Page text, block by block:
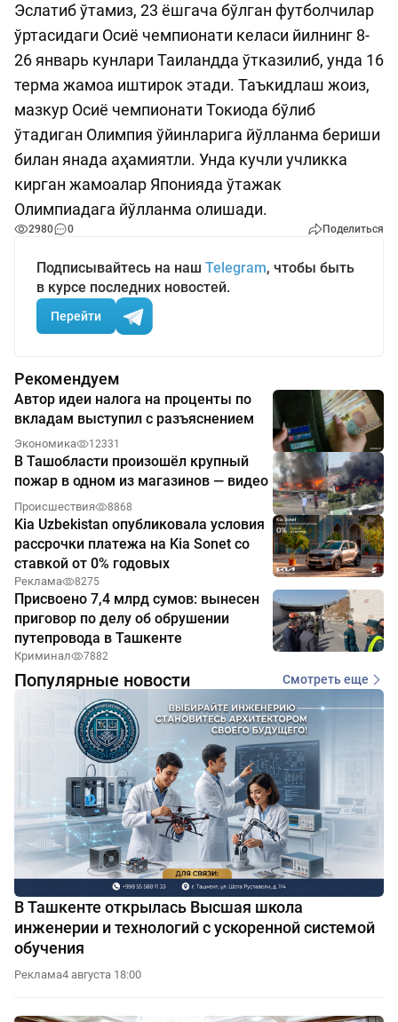
Эслатиб ўтамиз, 23 ёшгача бўлган футболчилар
ўртасидаги Осиё чемпионати келаси йилнинг 8-
26 январь кунлари Таиландда ўтказилиб, унда 16
терма жамоа иштирок этади. Таъкидлаш жоиз,
мазкур Осиё чемпионати Токиода бўлиб
ўтадиган Олимпия ўйинларига йўлланма бериши
билан янада аҳамиятли. Унда кучли учликка
кирган жамоалар Японияда ўтажак
Олимпиадага йўлланма олишади.
2980 0 Поделиться
Подписывайтесь на наш Telegram, чтобы быть
в курсе последних новостей.
Перейти
Рекомендуем
Автор идеи налога на проценты по
вкладам выступил с разъяснением
Экономика 12331
В Ташобласти произошёл крупный
пожар в одном из магазинов — видео
Происшествия 8868
Kia Uzbekistan опубликовала условия
рассрочки платежа на Kia Sonet со
ставкой от 0% годовых
Реклама 8275
Присвоено 7,4 млрд сумов: вынесен
приговор по делу об обрушении
путепровода в Ташкенте
Криминал 7882
Популярные новости Смотреть еще
В Ташкенте открылась Высшая школа
инженерии и технологий с ускоренной системой
обучения
Реклама4 августа 18:00